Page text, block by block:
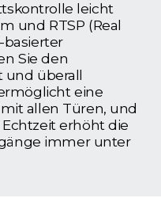
leicht
und RTSP (Real
basierter
Sie den
und überall
eine
allen Türen, und
erhöht die
immer unter